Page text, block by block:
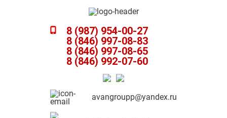
8 (987) 954-00-27
8 (846) 997-08-83
8 (846) 997-08-65
8 (846) 992-07-60
avangroupp@yandex.ru